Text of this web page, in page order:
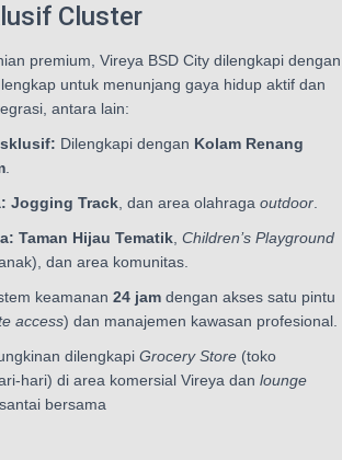
Cluster
premium, Vireya BSD City dilengkapi dengan
untuk menunjang gaya hidup aktif dan
antara lain:
Dilengkapi dengan Kolam Renang
.
Jogging Track, dan area olahraga outdoor.
Taman Hijau Tematik, Children’s Playground
dan area komunitas.
keamanan 24 jam dengan akses satu pintu
access) dan manajemen kawasan profesional.
dilengkapi Grocery Store (toko
hari) di area komersial Vireya dan lounge
bersama